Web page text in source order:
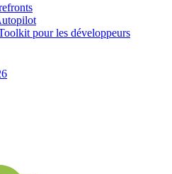
pour les développeurs